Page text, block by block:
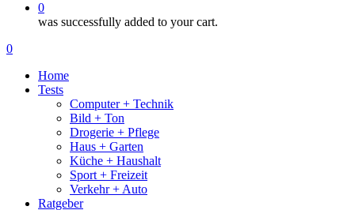
0
was successfully added to your cart.
Menu
search
account
0
Home
Tests
Computer + Technik
Bild + Ton
Drogerie + Pflege
Haus + Garten
Küche + Haushalt
Sport + Freizeit
Verkehr + Auto
Ratgeber